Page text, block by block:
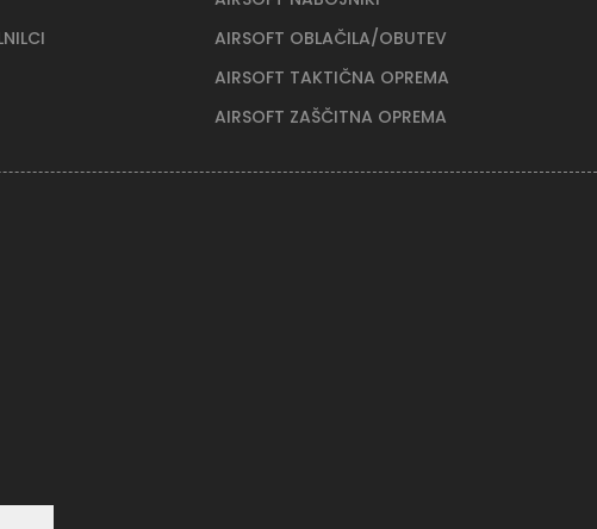
AIRSOFT OBLAČILA/OBUTEV
AIRSOFT TAKTIČNA OPREMA
AIRSOFT ZAŠČITNA OPREMA